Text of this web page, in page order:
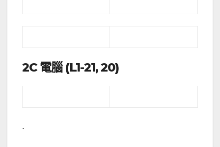
2C 電腦 (L1-21, 20)
.